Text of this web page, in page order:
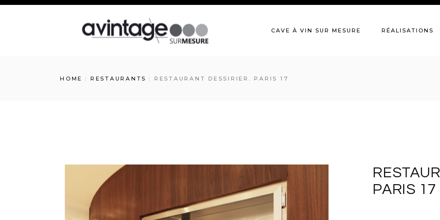
CAVE À VIN SUR MESURE RÉALISATIONS
HOME RESTAURANTS RESTAURANT DESSIRIER. PARIS 17
PARIS 17